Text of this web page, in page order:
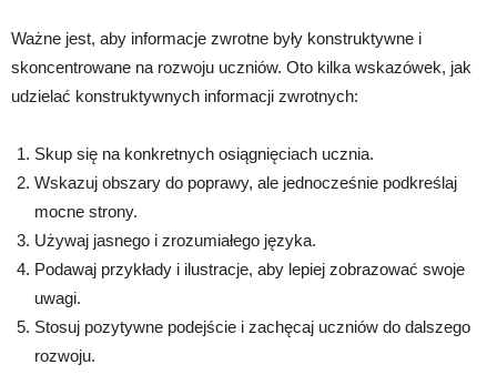
Ważne jest, aby informacje zwrotne były konstruktywne i
skoncentrowane na rozwoju uczniów. Oto kilka wskazówek, jak
udzielać konstruktywnych informacji zwrotnych:
Skup się na konkretnych osiągnięciach ucznia.
Wskazuj obszary do poprawy, ale jednocześnie podkreślaj
mocne strony.
Używaj jasnego i zrozumiałego języka.
Podawaj przykłady i ilustracje, aby lepiej zobrazować swoje
uwagi.
Stosuj pozytywne podejście i zachęcaj uczniów do dalszego
rozwoju.